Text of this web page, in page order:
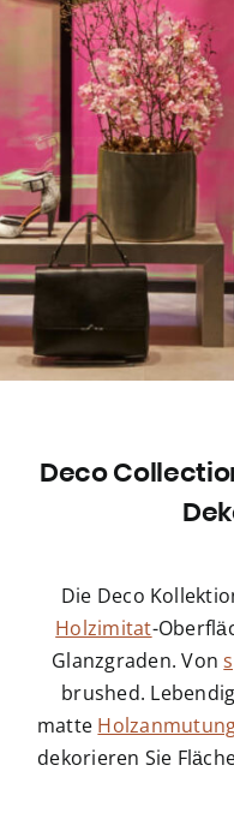
Deco
Die Deco
Holzimitat-
Glanzgraden. Von
brushed.
matte
dekorieren Sie